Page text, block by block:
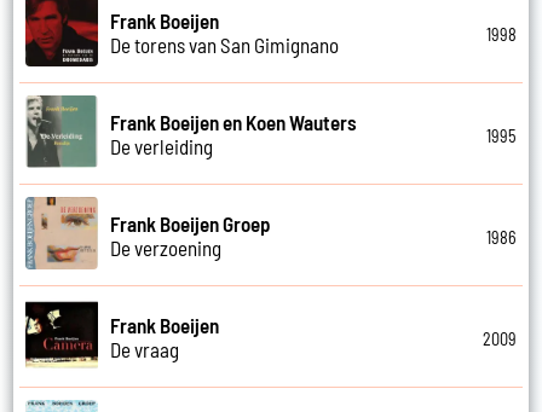
Frank Boeijen
De torens van San Gimignano
1998
Frank Boeijen en Koen Wauters
De verleiding
1995
Frank Boeijen Groep
De verzoening
1986
Frank Boeijen
De vraag
2009